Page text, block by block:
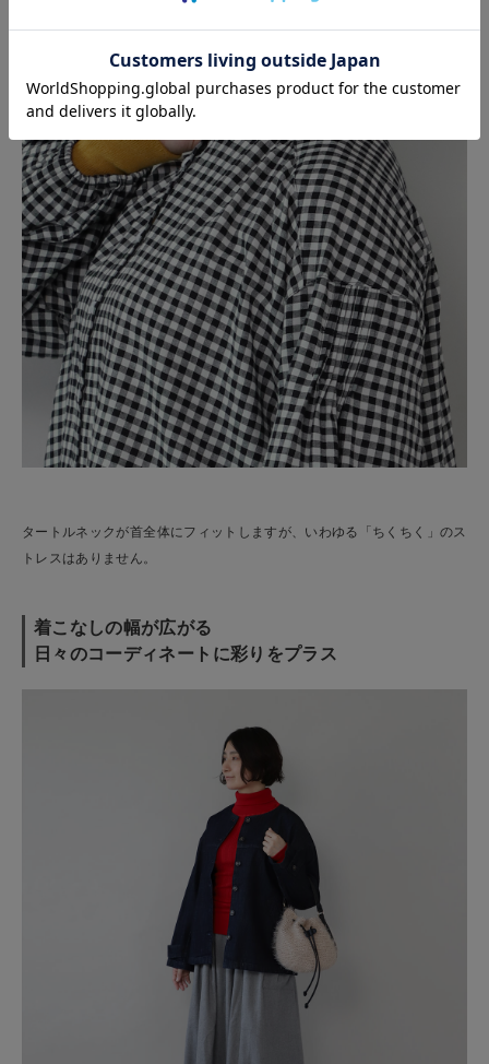
タートルネックが首全体にフィットしますが、いわゆる「ちくちく」のス
トレスはありません。
着こなしの幅が広がる
日々のコーディネートに彩りをプラス